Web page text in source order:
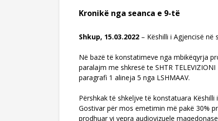
Kronikë nga seanca e 9-të
Shkup, 15.03.2022 – Këshilli i Agjencisë në
Në bazë të konstatimeve nga mbikëqyrja
paralajm me shkresë te SHTR
paragrafi 1 alineja 5 nga LSHMAAV.
Përshkak të shkeljve të konstatuara Këshilli
Gostivar për mos emetimin më pakë 30%
prodhuar vi vepra audiovizuele